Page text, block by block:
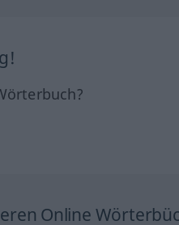
Online